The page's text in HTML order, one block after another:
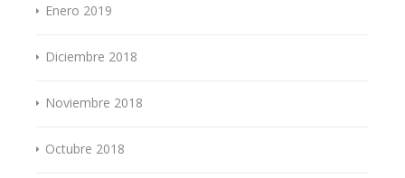
Enero 2019
Diciembre 2018
Noviembre 2018
Octubre 2018